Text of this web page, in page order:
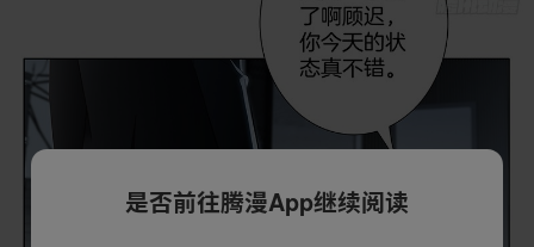
是否前往腾漫App继续阅读